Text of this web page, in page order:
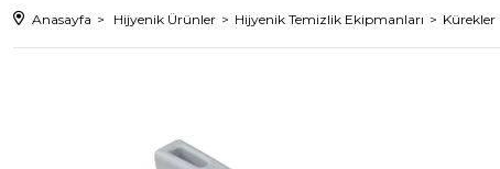
Anasayfa Hijyenik Ürünler Hijyenik Temizlik Ekipmanları Kürekler